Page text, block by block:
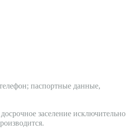
паспортные данные,
заселение исключительно